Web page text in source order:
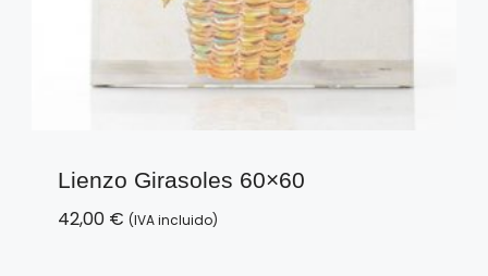
Lienzo Girasoles 60×60
42,00 € (IVA incluido)